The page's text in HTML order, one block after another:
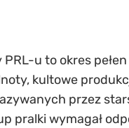
PRL-u to okres
kultowe
przez
pralki wymagał